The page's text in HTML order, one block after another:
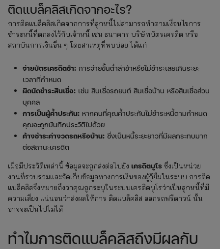
ติดแบล็คลิสเกิดจากอะไร?
การติดแบล็คลิสเกิดจากการที่ลูกหนี้ไม่สามารถทำตามเงื่อนไขการ
ชำระหนี้ที่ตกลงไว้กับเจ้าหนี้ เช่น ธนาคาร บริษัทบัตรเครดิต หรือ
สถาบันการเงินอื่น ๆ โดยสาเหตุที่พบบ่อย ได้แก่
จ่ายบัตรเครดิตช้า: การจ่ายขั้นต่ำล่าช้าหรือไม่ชำระเลยเกินระยะ
เวลาที่กำหนด
ผิดนัดชำระสินเชื่อ: เช่น สินเชื่อรถยนต์ สินเชื่อบ้าน หรือสินเชื่อส่วน
บุคคล
การเป็นผู้ค้ำประกัน: หากคนที่คุณค้ำประกันไม่ชำระหนี้ตามกำหนด
คุณจะถูกบันทึกประวัติไปด้วย
ค้างชำระค่างวดรถหรือบ้าน: ซึ่งเป็นหนี้ระยะยาวที่มีผลกระทบมาก
ต่อสถานะเครดิต
เมื่อมีประวัติเหล่านี้ ข้อมูลจะถูกส่งต่อไปยัง เครดิตบูโร ซึ่งเป็นหน่วย
งานที่รวบรวมและจัดเก็บข้อมูลทางการเงินของผู้กู้ยืมในระบบ การติด
แบล็คลิสจึงหมายถึงว่าคุณถูกระบุในระบบเครดิตบูโรว่าเป็นลูกหนี้ที่มี
ความเสี่ยง แน่นอนว่าส่งผลให้การ ติดแบล็คลิส ออกรถฟรีดาวน์ นั้น
อาจจะเป็นไปไม่ได้
ทำไมการติดแบล็คลิสถึงมีผลกับ